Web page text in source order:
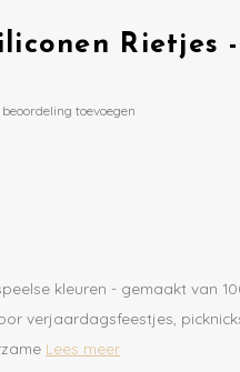
Rietjes
beoordeling toevoegen
kleuren - gemaakt van
verjaardagsfeestjes,
Lees meer